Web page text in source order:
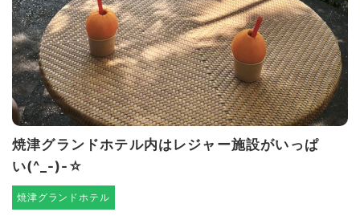
焼津グランドホテル内はレジャー施設がいっぱ
い(^_-)-☆
焼津グランドホテル